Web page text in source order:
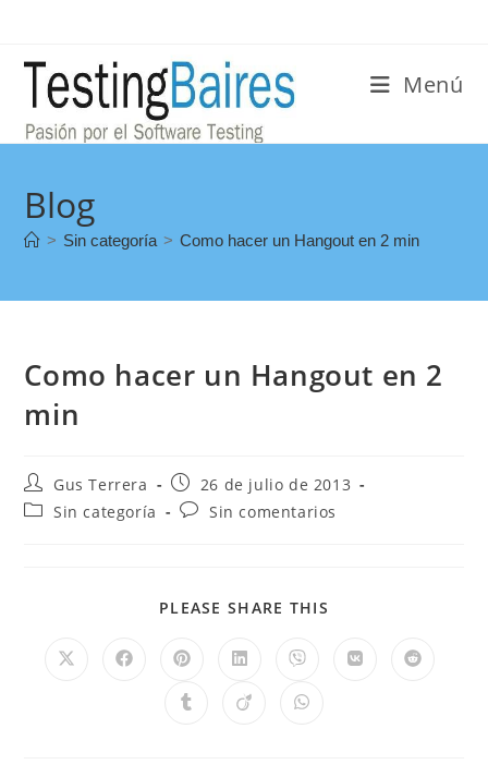
Menú
Blog
> Sin categoría > Como hacer un Hangout en 2 min
Como hacer un Hangout en 2
min
Gus Terrera
26 de julio de 2013
Sin categoría
Sin comentarios
PLEASE SHARE THIS